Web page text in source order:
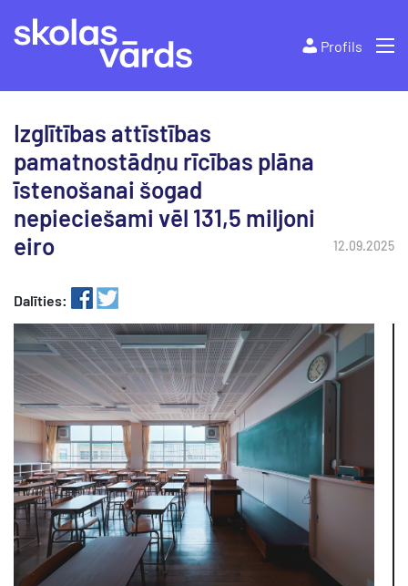
Profils
Izglītības attīstības
pamatnostādņu rīcības plāna
īstenošanai šogad
nepieciešami vēl 131,5 miljoni
eiro
12.09.2025
Dalīties: